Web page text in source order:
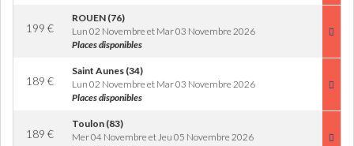
199 €
ROUEN (76)
Lun 02 Novembre et Mar 03 Novembre 2026
Places disponibles
189 €
Saint Aunes (34)
Lun 02 Novembre et Mar 03 Novembre 2026
Places disponibles
189 €
Toulon (83)
Mer 04 Novembre et Jeu 05 Novembre 2026